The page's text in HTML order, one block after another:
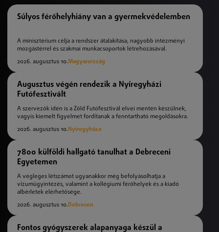
Súlyos férőhelyhiány van a gyermekvédelemben
A minisztérium célja a rendszer átalakítása, nagyobb intézményi
mozgástérrel és szakmai munkacsoportok létrehozásával.
2026. augusztus 10.Magyarország
Augusztus végén rendezik a Nyíregyházi
Futófesztivált
A szervezők idén is a Zöld Futófesztivál elvei mentén készülnek,
vagyis kiemelt figyelmet fordítanak a fenntartható megoldásokra.
2026. augusztus 10. Nyíregyháza
7800 külföldi hallgató tanulhat a Debreceni
Egyetemen
A végleges létszámot ugyanakkor még befolyásolhatja a
vízumügyintézés, valamint a kollégiumi férőhelyek és a kiadó
albérletek elérhetősége.
2026. augusztus 10.Debrecen
Fontos gyógyszerek alapanyaga készül a